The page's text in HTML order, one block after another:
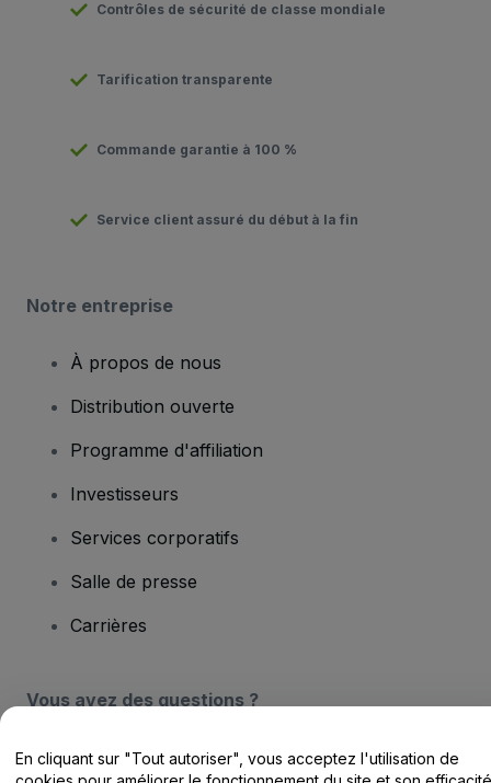
Contrôles de sécurité de classe mondiale
Tarification transparente
Commande garantie à 100 %
Service client assuré du début à la fin
Notre entreprise
À propos de nous
Distribution ouverte
Programme d'affiliation
Investisseurs
Services corporatifs
Salle de presse
Carrières
Vous avez des questions ?
Centre d'assistance / Nous contacter
En cliquant sur "Tout autoriser", vous acceptez l'utilisation de